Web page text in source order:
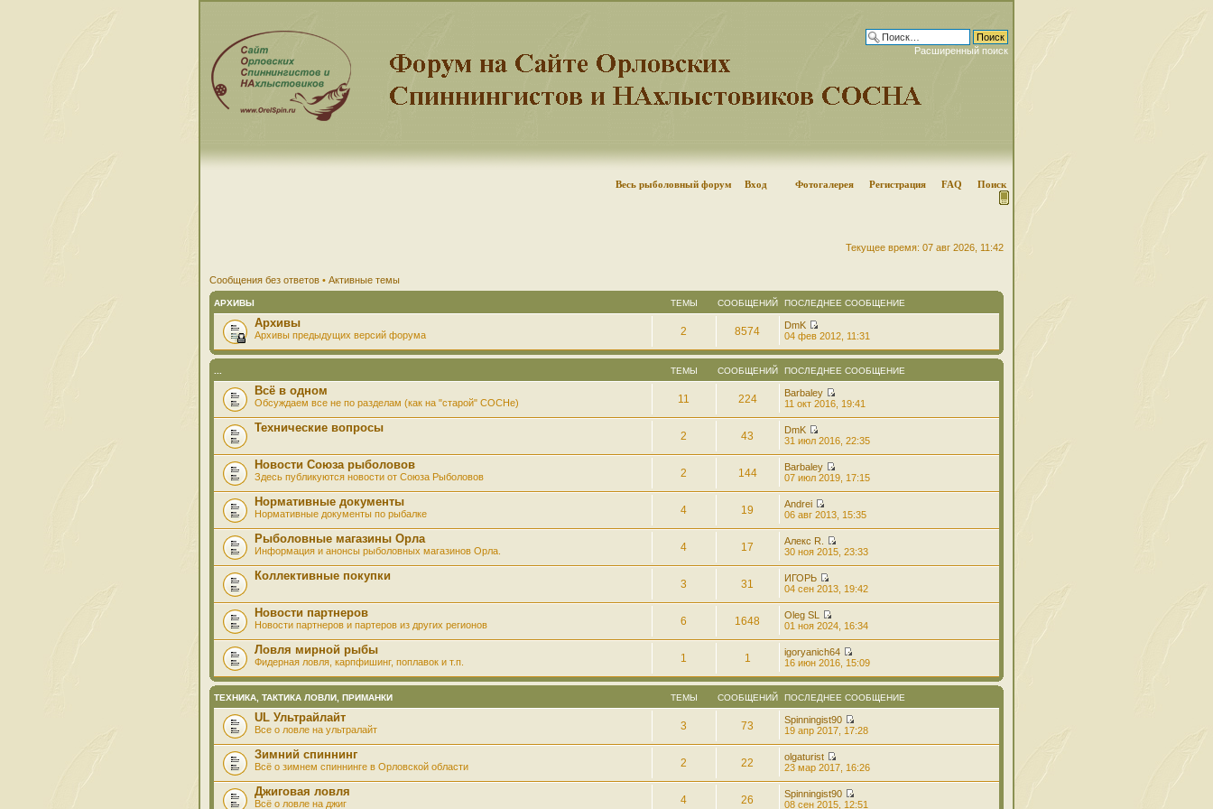
Расширенный поиск
Весь рыболовный форум Вход Фотогалерея Регистрация FAQ Поиск
Текущее время: 07 авг 2026, 11:42
Сообщения без ответов • Активные темы
АРХИВЫ ТЕМЫ СООБЩЕНИЙ ПОСЛЕДНЕЕ СООБЩЕНИЕ
Архивы
Архивы предыдущих версий форума 2 8574
DmK
04 фев 2012, 11:31
ТЕМЫ СООБЩЕНИЙ ПОСЛЕДНЕЕ СООБЩЕНИЕ
Всё в одном
Обсуждаем все не по разделам (как на "старой" СОСНе) 11 224
Barbaley
11 окт 2016, 19:41
Технические вопросы
2 43
DmK
31 июл 2016, 22:35
Новости Союза рыболовов
Здесь публикуются новости от Союза Рыболовов 2 144
Barbaley
07 июл 2019, 17:15
Нормативные документы
Нормативные документы по рыбалке 4 19
Andrei
06 авг 2013, 15:35
Рыболовные магазины Орла
Информация и анонсы рыболовных магазинов Орла. 4 17
Алекс R.
30 ноя 2015, 23:33
Коллективные покупки
3 31
ИГОРЬ
04 сен 2013, 19:42
Новости партнеров
Новости партнеров и партеров из других регионов 6 1648
Oleg SL
01 ноя 2024, 16:34
Ловля мирной рыбы
Фидерная ловля, карпфишинг, поплавок и т.п. 1 1
igoryanich64
16 июн 2016, 15:09
ТЕХНИКА, ТАКТИКА ЛОВЛИ, ПРИМАНКИ ТЕМЫ СООБЩЕНИЙ ПОСЛЕДНЕЕ СООБЩЕНИЕ
UL Ультрайлайт
Все о ловле на ультралайт 3 73
Spinningist90
19 апр 2017, 17:28
Зимний спиннинг
Всё о зимнем спиннинге в Орловской области 2 22
olgaturist
23 мар 2017, 16:26
Джиговая ловля
Всё о ловле на джиг 4 26
Spinningist90
08 сен 2015, 12:51